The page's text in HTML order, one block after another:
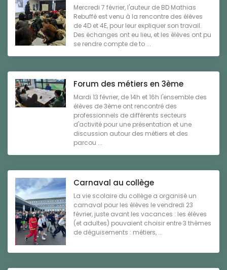
Mercredi 7 février, l'auteur de BD Mathias
Rebuffé est venu à la rencontre des élèves
de 4D et 4E, pour leur expliquer son travail.
Des échanges ont eu lieu, et les élèves ont pu
se rendre compte de to ...
Forum des métiers en 3ème
Mardi 13 février, de 14h et 16h l'ensemble des
élèves de 3ème ont rencontré des
professionnels de différents secteurs
d'activité pour une présentation et une
discussion autour des métiers et des
parcou ...
Carnaval au collège
La vie scolaire du collège a organisé un
carnaval pour les élèves le vendredi 23
février, juste avant les vacances : les élèves
(et adultes) pouvaient choisir entre 3 thèmes
de déguisements : métiers, ...